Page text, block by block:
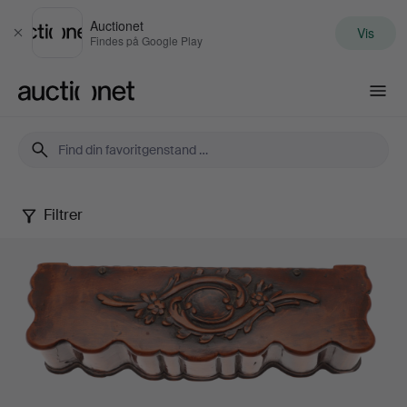
Luk
Auctionet
Findes på Google Play Vis
Treen
Filtrer